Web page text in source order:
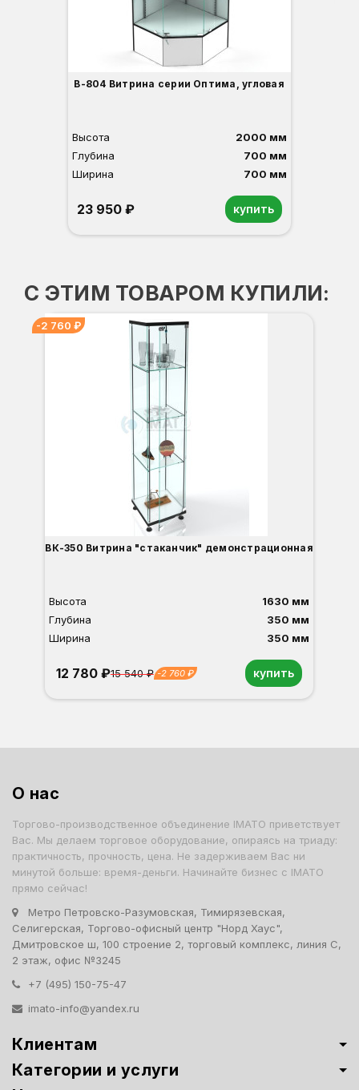
В-804 Витрина серии Оптима, угловая
Высота
2000 мм
Глубина
700 мм
Ширина
700 мм
23 950 ₽ купить
С ЭТИМ ТОВАРОМ КУПИЛИ:
-2 760 ₽
ВК-350 Витрина "стаканчик" демонстрационная
Высота
1630 мм
Глубина
350 мм
Ширина
350 мм
12 780 ₽15 540 ₽ -2 760 ₽ купить
О нас
Торгово-производственное объединение IMATO приветствует
Вас. Мы делаем торговое оборудование, опираясь на триаду:
практичность, прочность, цена. Не задерживаем Вас ни
минутой больше: время-деньги. Начинайте бизнес с IMATO
прямо сейчас!
Метро Петровско-Разумовская, Тимирязевская,
Селигерская, Торгово-офисный центр "Норд Хаус",
Дмитровское ш, 100 строение 2, торговый комплекс, линия С,
2 этаж, офис №3245
+7 (495) 150-75-47
imato-info@yandex.ru
Клиентам
Категории и услуги